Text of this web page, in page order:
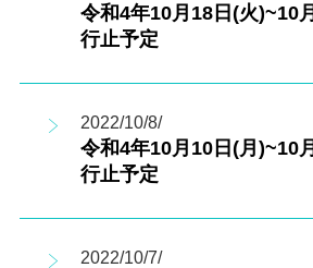
令和4年10月18日(火)~10
行止予定
2022/10/8/
令和4年10月10日(月)~10
行止予定
2022/10/7/